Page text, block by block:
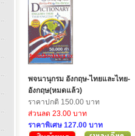
พจนานุกรม อังกฤษ-ไทยและไทย-
อังกฤษ(หมดแล้ว)
ราคาปกติ 150.00 บาท
ส่วนลด 23.00 บาท
ราคาพิเศษ 127.00 บาท